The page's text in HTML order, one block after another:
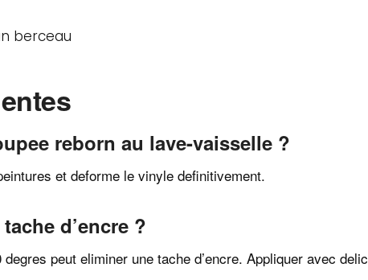
berceau
reborn au lave-vaisselle ?
et deforme le vinyle definitivement.
d’encre ?
peut eliminer une tache d’encre. Appliquer avec